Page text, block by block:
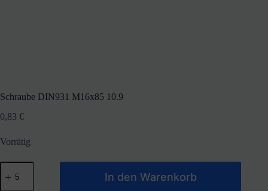
Schraube DIN931 M16x85 10.9
0,83 €
Vorrätig
Schraube
DIN931
In den Warenkorb